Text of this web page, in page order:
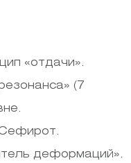
«отдачи».
(7
деформаций».